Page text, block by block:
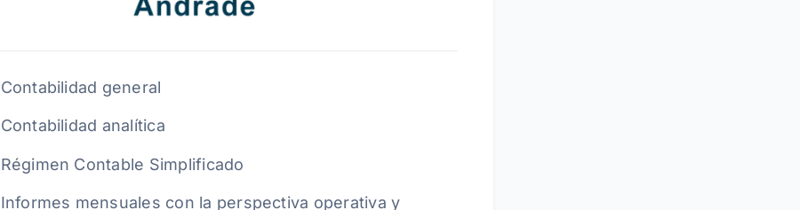
Contabilidad general
Contabilidad analítica
Régimen Contable Simplificado
Informes mensuales con la perspectiva operativa y